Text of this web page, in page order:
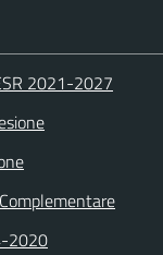
2021-2027
2020